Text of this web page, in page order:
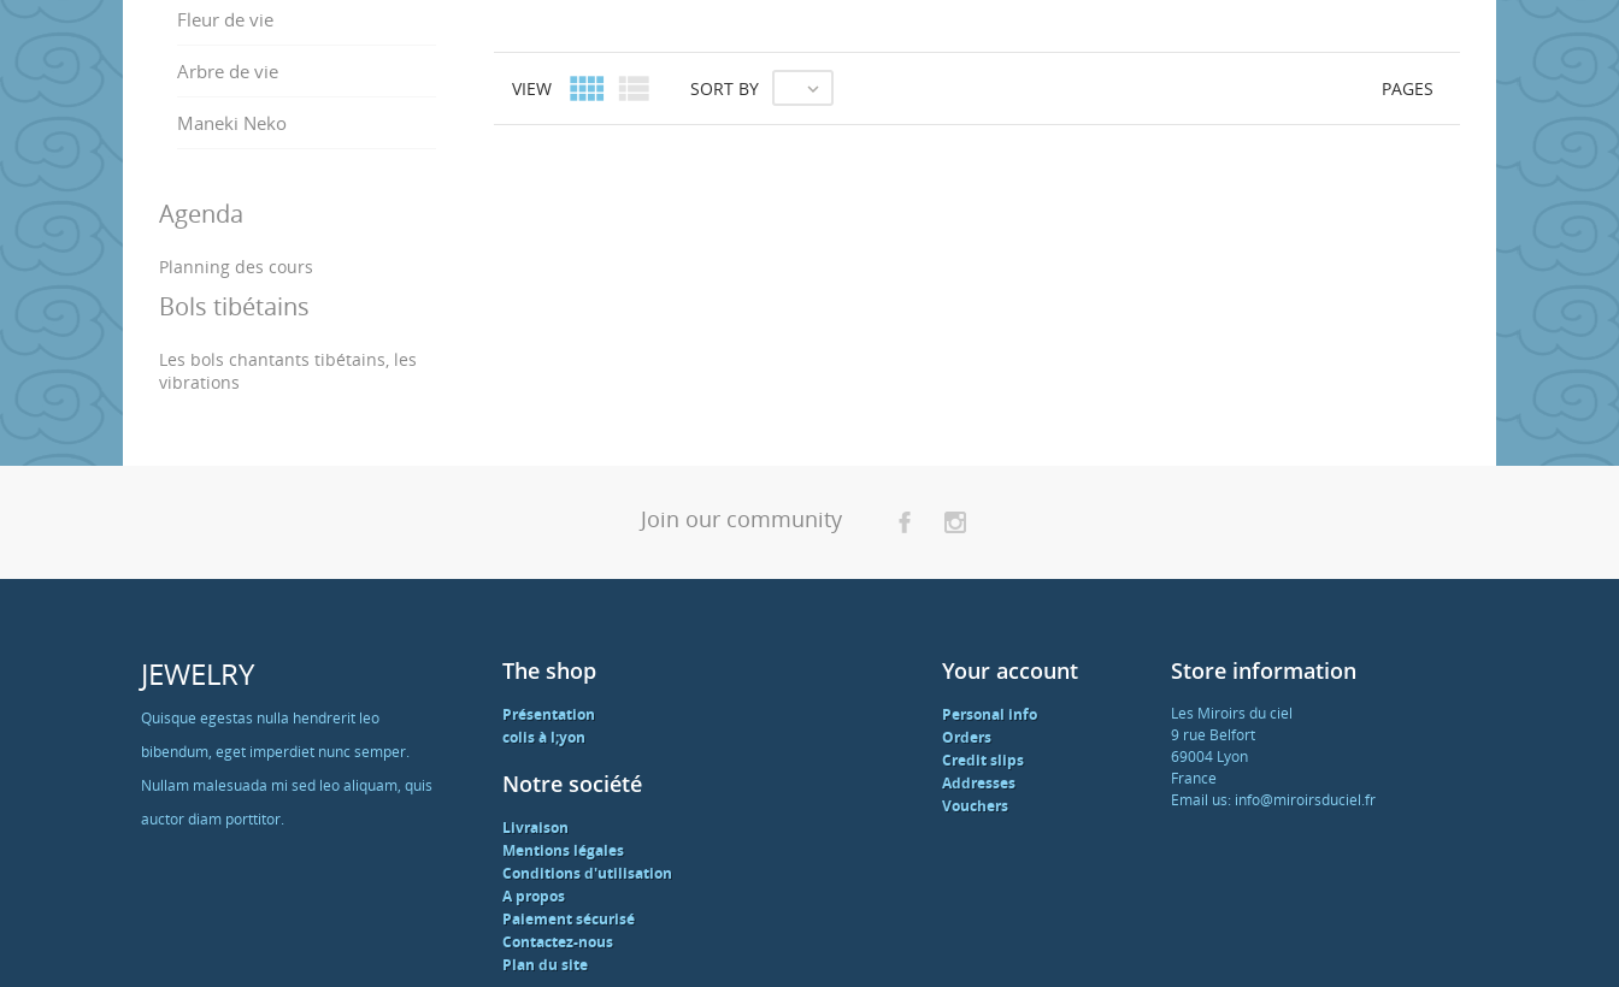
Fleur de vie
Arbre de vie
Maneki Neko
Agenda
Planning des cours
Bols tibétains
Les bols chantants tibétains, les
vibrations
VIEW   SORT BY  PAGES
Join our community
JEWELRY
Quisque egestas nulla hendrerit leo
bibendum, eget imperdiet nunc semper.
Nullam malesuada mi sed leo aliquam, quis
auctor diam porttitor.
The shop
Présentation
colis à l;yon
Notre société
Livraison
Mentions légales
Conditions d'utilisation
A propos
Paiement sécurisé
Contactez-nous
Plan du site
Your account
Personal info
Orders
Credit slips
Addresses
Vouchers
Store information
Les Miroirs du ciel
9 rue Belfort
69004 Lyon
France
Email us: info@miroirsduciel.fr